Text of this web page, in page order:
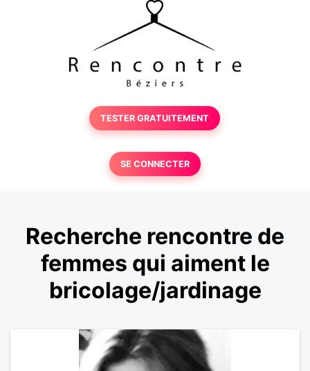
TESTER GRATUITEMENT
SE CONNECTER
Recherche rencontre de
femmes qui aiment le
bricolage/jardinage